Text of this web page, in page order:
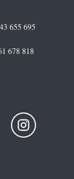
655 695
678 818